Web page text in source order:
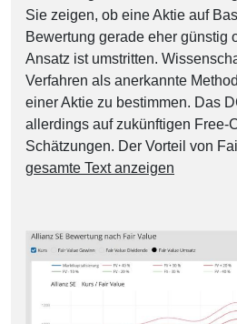
Sie zeigen, ob eine Aktie auf
Bewertung gerade eher günstig
Ansatz ist umstritten.
Verfahren als anerkannte
einer Aktie zu bestimmen. Das
allerdings auf zukünftigen Free-
Schätzungen. Der Vorteil von
gesamte Text anzeigen